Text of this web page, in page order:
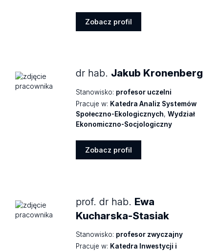
Zobacz profil
dr hab. Jakub Kronenberg
Stanowisko: profesor uczelni
Pracuje w: Katedra Analiz Systemów
Społeczno-Ekologicznych,Wydział
Ekonomiczno-Socjologiczny
Zobacz profil
prof. dr hab. Ewa
Kucharska-Stasiak
Stanowisko: profesor zwyczajny
Pracuje w: Katedra Inwestycji i